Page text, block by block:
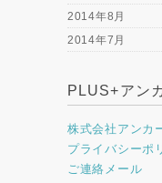
2014年8月
2014年7月
PLUS+アン
株式会社アンカ
プライバシーポ
ご連絡メール